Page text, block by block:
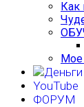
Как
Мое
YouTube
ФОРУМ